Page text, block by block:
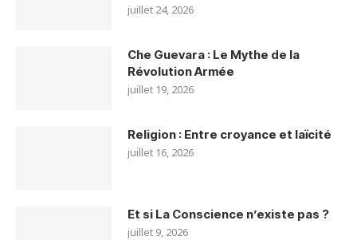
juillet 24, 2026
Che Guevara : Le Mythe de la
Révolution Armée
juillet 19, 2026
Religion : Entre croyance et laïcité
juillet 16, 2026
Et si La Conscience n’existe pas ?
juillet 9, 2026